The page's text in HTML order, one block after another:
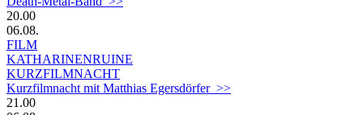
20.00
06.08.
FILM
KATHARINENRUINE
KURZFILMNACHT
Kurzfilmnacht mit Matthias Egersdörfer >>
21.00